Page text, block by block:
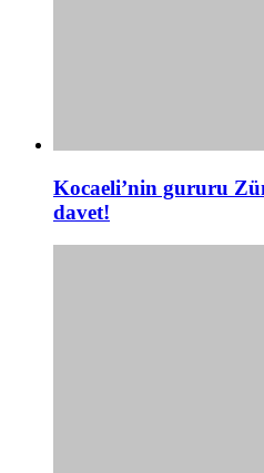
Kocaeli’nin gururu
davet!